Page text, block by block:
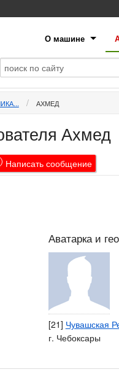
О машине
АХМЕД
Ахмед
Написатьсообщение
Аватарка и
[21] Чувашская
г. Чебоксары